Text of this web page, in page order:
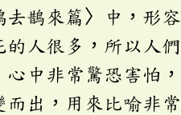
去鵲來篇〉中，形
的人很多，所以人
心中非常驚恐害怕
而出，用來比喻非